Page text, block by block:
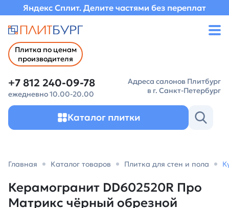
Яндекс Сплит. Делите частями без переплат
Плитка по ценам
производителя
+7 812 240-09-78
ежедневно 10.00-20.00
Адреса салонов Плитбург
в г. Санкт-Петербург
Каталог плитки
Главная Каталог товаров Плитка для стен и пола
Керамогранит DD602520R Про
Матрикс чёрный обрезной